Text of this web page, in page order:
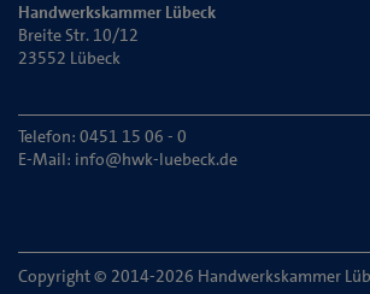
Handwerkskammer Lübeck
Breite Str. 10/12
23552 Lübeck
Telefon: 0451 15 06 - 0
E-Mail: info@hwk-luebeck.de
Copyright © 2014-2026 Handwerkskammer